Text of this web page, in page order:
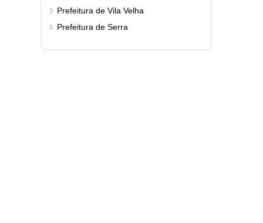
Prefeitura de Vila Velha
Prefeitura de Serra